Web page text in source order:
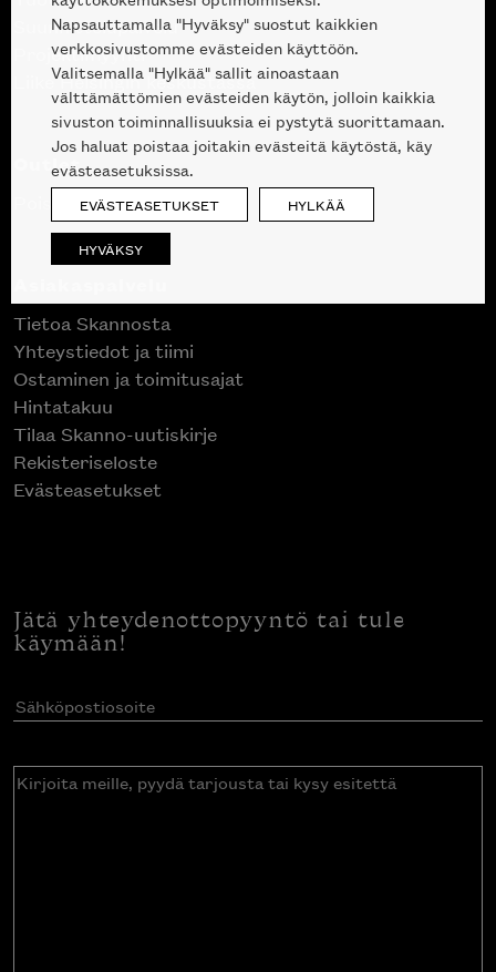
Suunnittelupalvelu
Projektimyynti
Liike Helsingin keskustassa
Outlet
Poistuvat mallikappaleet
Tietoa Skannosta
Yhteystiedot ja tiimi
Ostaminen ja toimitusajat
Hintatakuu
Tilaa Skanno-uutiskirje
Rekisteriseloste
Evästeasetukset
Jätä yhteydenottopyyntö tai tule
käymään!
Sähköpostiosoite(Pakollinen)
Kirjoita
Napsauttamalla "Hyväksy" suostut kaikkien
verkkosivustomme evästeiden käyttöön.
Valitsemalla "Hylkää" sallit ainoastaan
välttämättömien evästeiden käytön, jolloin kaikkia
sivuston toiminnallisuuksia ei pystytä suorittamaan.
Jos haluat poistaa joitakin evästeitä käytöstä, käy
evästeasetuksissa.
EVÄSTEASETUKSET HYLKÄÄ
HYVÄKSY